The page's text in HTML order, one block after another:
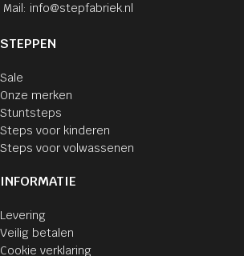
Mail: info@stepfabriek.nl
STEPPEN
Sale
Onze merken
Stuntsteps
Steps voor kinderen
Steps voor volwassenen
INFORMATIE
Levering
Veilig betalen
Cookie verklaring